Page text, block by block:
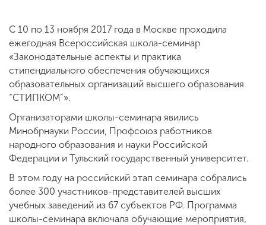
образовательной
организации
ENG SPN CHI
Приемная
комиссия
+7 (831) 262-26-20
С 10 по 13 ноября 2017 года в Москве проходила
ежегодная Всероссийская школа-семинар
«Законодательные аспекты и практика
стипендиального обеспечения обучающихся
образовательных организаций высшего образования
“СТИПКОМ”».
Организаторами школы-семинара явились
Минобрнауки России, Профсоюз работников
народного образования и науки Российской
Федерации и Тульский государственный университет.
В этом году на российский этап семинара собрались
более 300 участников-представителей высших
учебных заведений из 67 субъектов РФ. Программа
школы-семинара включала обучающие мероприятия,